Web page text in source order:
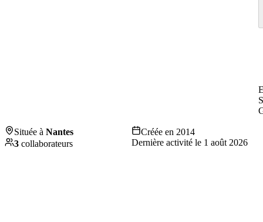
Située à Nantes Créée en 2014
3 collaborateurs Dernière activité le 1 août 2026